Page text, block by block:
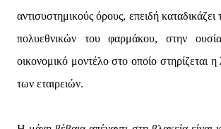
αντισυστημικούς όρους, επειδή καταδικάζει
πολυεθνικών του φαρμάκου, στην
οικονομικό μοντέλο στο οποίο στηρίζεται η
των εταιρειών.